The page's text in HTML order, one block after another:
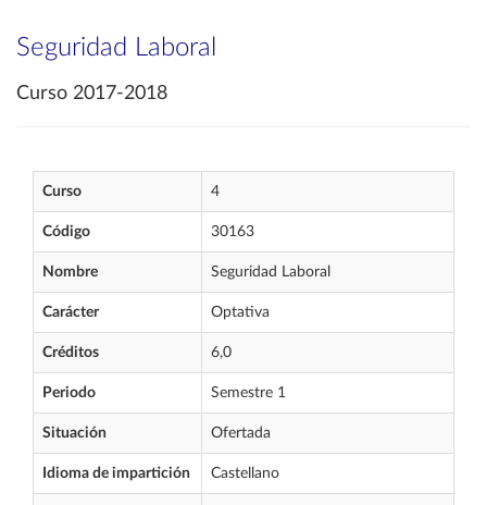
Seguridad Laboral
Curso 2017-2018
Curso 4
Código 30163
Nombre Seguridad Laboral
Carácter Optativa
Créditos 6,0
Periodo Semestre 1
Situación Ofertada
Idioma de impartición Castellano